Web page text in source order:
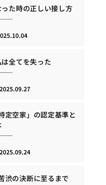
た時の正しい接し方
全てを失った
2025.09.27
定空家」の認定基準と
2025.09.24
渋の決断に至るまで